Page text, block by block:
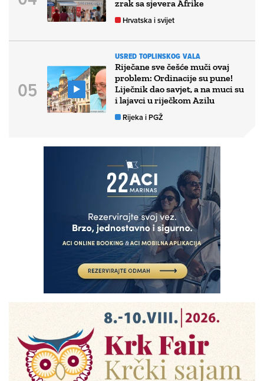
zrak sa sjevera Afrike
Hrvatska i svijet
USRED TOPLINSKOG VALA
Riječane sve češće muči ovaj
problem: Ordinacije su pune!
Liječnik dao savjet, a na muci su
i lajavci u riječkom Azilu
Rijeka i PGŽ